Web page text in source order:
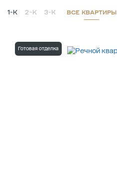
1-К 2-К 3-К ВСЕ КВАРТИРЫ
Готовая отделка